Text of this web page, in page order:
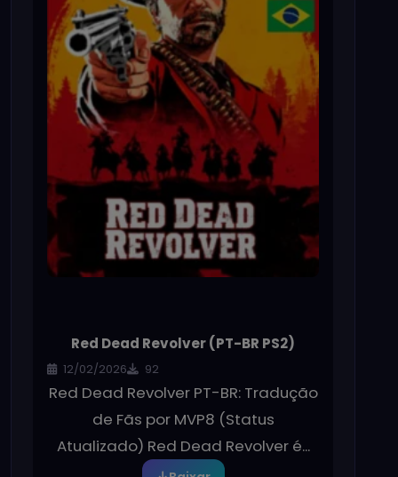
Red Dead Revolver (PT-BR PS2)
12/02/2026 92
Red Dead Revolver PT-BR: Tradução
de Fãs por MVP8 (Status
Atualizado) Red Dead Revolver é...